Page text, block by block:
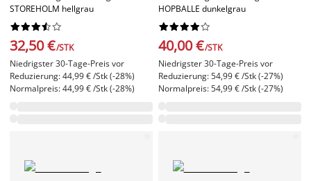
STOREHOLM hellgrau






32,50 €/STK
Niedrigster 30-Tage-Preis vor
Reduzierung: 44,99 € /Stk (-28%)
Normalpreis: 44,99 € /Stk (-28%)
HOPBALLE dunkelgrau






40,00 €/STK
Niedrigster 30-Tage-Preis vor
Reduzierung: 54,99 € /Stk (-27%)
Normalpreis: 54,99 € /Stk (-27%)